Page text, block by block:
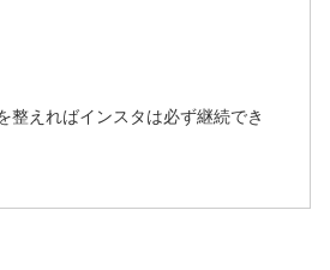
整えればインスタは必ず継続でき